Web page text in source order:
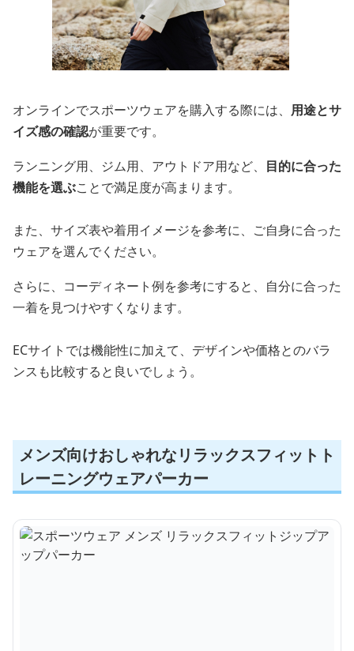
オンラインでスポーツウェアを購入する際には、 用途とサ
イズ感の確認が重要です。
ランニング用、ジム用、アウトドア用など、 目的に合った
機能を選ぶことで満足度が高まります。
また、サイズ表や着用イメージを参考に、ご自身に合った
ウェアを選んでください。
さらに、コーディネート例を参考にすると、自分に合った
一着を見つけやすくなります。
ECサイトでは機能性に加えて、デザインや価格とのバラ
ンスも比較すると良いでしょう。
メンズ向けおしゃれなリラックスフィットト
レーニングウェアパーカー